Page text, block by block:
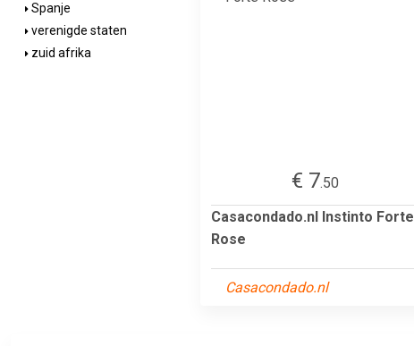
Spanje
verenigde staten
zuid afrika
€ 7.50
Casacondado.nl Instinto Forte
Rose
Casacondado.nl